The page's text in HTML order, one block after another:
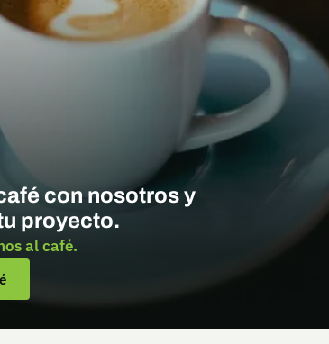
con nosotros y
proyecto.
al café.